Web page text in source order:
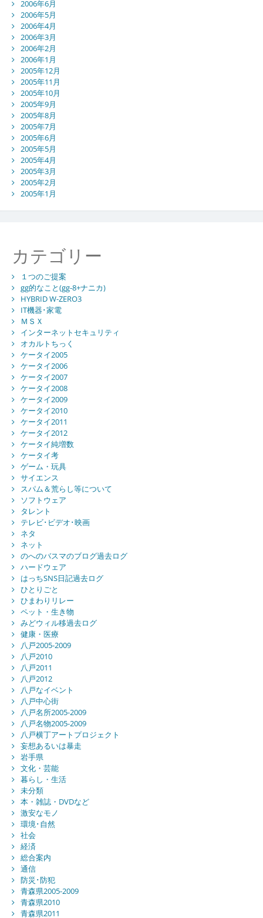
2006年6月
2006年5月
2006年4月
2006年3月
2006年2月
2006年1月
2005年12月
2005年11月
2005年10月
2005年9月
2005年8月
2005年7月
2005年6月
2005年5月
2005年4月
2005年3月
2005年2月
2005年1月
カテゴリー
１つのご提案
gg的なこと(gg-8+ナニカ)
HYBRID W-ZERO3
IT機器･家電
ＭＳＸ
インターネットセキュリティ
オカルトちっく
ケータイ2005
ケータイ2006
ケータイ2007
ケータイ2008
ケータイ2009
ケータイ2010
ケータイ2011
ケータイ2012
ケータイ純増数
ケータイ考
ゲーム・玩具
サイエンス
スパム＆荒らし等について
ソフトウェア
タレント
テレビ･ビデオ･映画
ネタ
ネット
のへのバスマのブログ過去ログ
ハードウェア
はっちSNS日記過去ログ
ひとりごと
ひまわりリレー
ペット・生き物
みどウィル移過去ログ
健康・医療
八戸2005-2009
八戸2010
八戸2011
八戸2012
八戸なイベント
八戸中心街
八戸名所2005-2009
八戸名物2005-2009
八戸横丁アートプロジェクト
妄想あるいは暴走
岩手県
文化・芸能
暮らし・生活
未分類
本・雑誌・DVDなど
激安なモノ
環境･自然
社会
経済
総合案内
通信
防災･防犯
青森県2005-2009
青森県2010
青森県2011